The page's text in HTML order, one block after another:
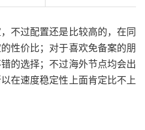
不过配置还是比较高的，在同
性价比；对于喜欢免备案的朋
的选择；不过海外节点均会出
在速度稳定性上面肯定比不上